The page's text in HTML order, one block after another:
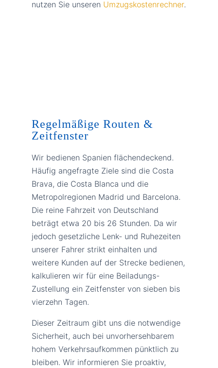
nutzen Sie unseren Umzugskostenrechner.
Regelmäßige Routen &
Zeitfenster
Wir bedienen Spanien flächendeckend.
Häufig angefragte Ziele sind die Costa
Brava, die Costa Blanca und die
Metropolregionen Madrid und Barcelona.
Die reine Fahrzeit von Deutschland
beträgt etwa 20 bis 26 Stunden. Da wir
jedoch gesetzliche Lenk- und Ruhezeiten
unserer Fahrer strikt einhalten und
weitere Kunden auf der Strecke bedienen,
kalkulieren wir für eine Beiladungs-
Zustellung ein Zeitfenster von sieben bis
vierzehn Tagen.
Dieser Zeitraum gibt uns die notwendige
Sicherheit, auch bei unvorhersehbarem
hohem Verkehrsaufkommen pünktlich zu
bleiben. Wir informieren Sie proaktiv,